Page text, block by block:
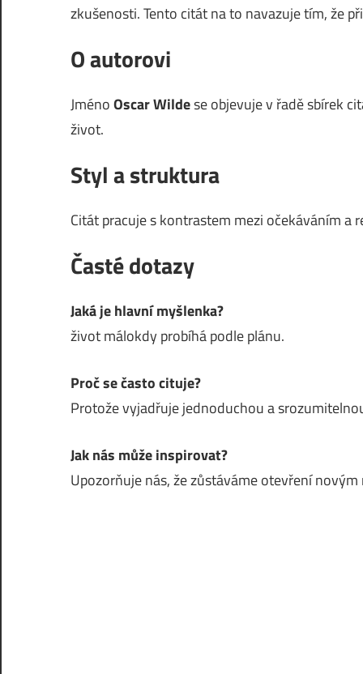
zkušenosti. Tento citát na to navazuje tím, že
O autorovi
JménoOscar Wildese objevuje v řadě sbírek
život.
Styl a struktura
Citát pracuje s kontrastem mezi očekáváním
Časté dotazy
Jaká je hlavní myšlenka?
život málokdy probíhá podle plánu.
Proč se často cituje?
Protože vyjadřuje jednoduchou a
Jak nás může inspirovat?
Upozorňuje nás, že zůstáváme otevření